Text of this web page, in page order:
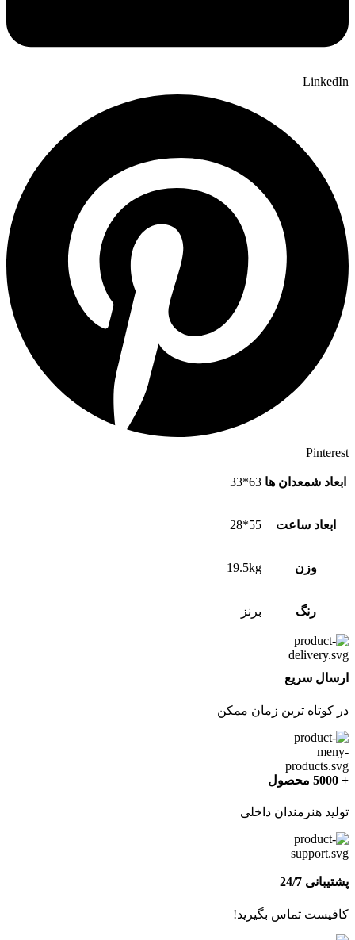
LinkedIn
Pinterest
ابعاد شمعدان ها 63*33
ابعاد ساعت 55*28
وزن 19.5kg
رنگ برنز
ارسال سریع
در کوتاه ترین زمان ممکن
+ 5000 محصول
تولید هنرمندان داخلی
پشتیبانی 24/7
کافیست تماس بگیرید!